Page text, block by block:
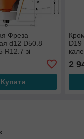
Фреза
d12 D50.8
R12.7 зі
Купити
D19
2